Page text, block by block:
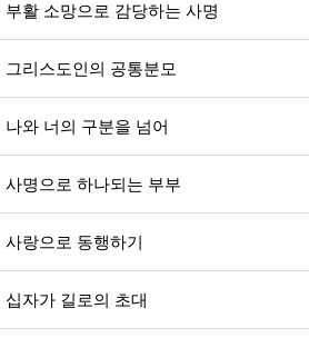
부활 소망으로 감당하는 사명
그리스도인의 공통분모
나와 너의 구분을 넘어
사명으로 하나되는 부부
사랑으로 동행하기
십자가 길로의 초대